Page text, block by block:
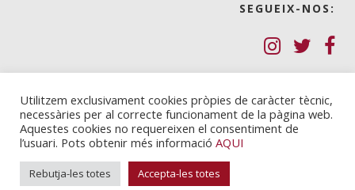
SEGUEIX-NOS:
Política de Galetes (cookies)
Política de privadesa
Nota legal i condicions d’ús
Utilitzem exclusivament cookies pròpies de caràcter tècnic,
necessàries per al correcte funcionament de la pàgina web.
Aquestes cookies no requereixen el consentiment de
l’usuari. Pots obtenir més informació AQUI
Rebutja-les totes Accepta-les totes